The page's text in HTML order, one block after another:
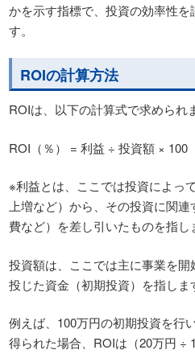
かを示す指標で、投資の効率性
す。
ROIの計算方法
ROIは、以下の計算式で求められ
ROI（％） = 利益 ÷ 投資額 × 100
※利益とは、ここでは投資によっ
上増など）から、その投資に関
費など）を差し引いたものを指し
投資額は、ここでは主に事業を
投じた資金（初期投資）を指しま
例えば、100万円の初期投資を行
得られた場合、ROIは（20万円 ÷